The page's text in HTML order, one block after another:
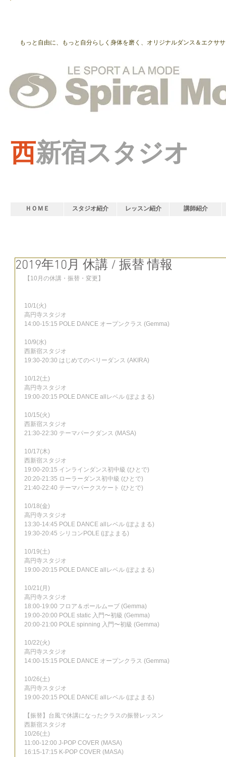
もっと自由に、もっと自分らしく身体を磨く、オリジナルダンス＆エクサ
西新宿スタジオ
ＨＯＭＥ スタジオ紹介 レッスン紹介 講師紹介
2019年10月 休講 / 振替 情報
【10月の休講・振替・変更】
10/1(火)
高円寺スタジオ
14:00-15:15 POLE DANCE オープンクラス (Gemma)
10/9(水)
西新宿スタジオ
19:30-20:30 はじめてのベリーダンス (AKIRA)
10/12(土)
高円寺スタジオ
19:00-20:15 POLE DANCE allレベル (ぽよまる)
10/15(火)
西新宿スタジオ
21:30-22:30 テーマパークダンス (MASA)
10/17(木)
西新宿スタジオ
19:00-20:15 インラインダンス初中級 (ひとで)
20:20-21:35 ローラーダンス初中級 (ひとで)
21:40-22:40 テーマパークスケート (ひとで)
10/18(金)
高円寺スタジオ
13:30-14:45 POLE DANCE allレベル (ぽよまる)
19:30-20:45 シリコンPOLE (ぽよまる)
10/19(土)
高円寺スタジオ
19:00-20:15 POLE DANCE allレベル (ぽよまる)
10/21(月)
高円寺スタジオ
18:00-19:00 フロア＆ポールムーブ (Gemma)
19:00-20:00 POLE static 入門〜初級 (Gemma)
20:00-21:00 POLE spinning 入門〜初級 (Gemma)
10/22(火)
高円寺スタジオ
14:00-15:15 POLE DANCE オープンクラス (Gemma)
10/26(土)
高円寺スタジオ
19:00-20:15 POLE DANCE allレベル (ぽよまる)
【振替】台風で休講になったクラスの振替レッスン
西新宿スタジオ
10/26(土)
11:00-12:00 J-POP COVER (MASA)
16:15-17:15 K-POP COVER (MASA)